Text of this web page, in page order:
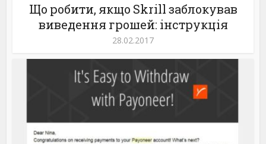
Що робити, якщо Skrill заблокував
виведення грошей: інструкція
28.02.2017